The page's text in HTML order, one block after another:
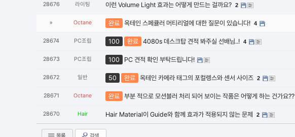
28676 라이팅 이런 Volume Light 효과는 어떻게 만드는 걸까요? 2
» Octane 완료 옥테인 스페큘러 머티리얼에 대한 질문이 있습니다! 4
28674 PC조립 100 완료 4080s 데스크탑 견적 봐주실 선배님..! 4
28673 PC조립 100 PC 견적 확인 부탁드립니다!
28672 일반 50 완료 옥테인 카메라 태그의 포컬렝스와 센서 사이즈 2
28671 Octane 완료 부분 적으로 모션블러 처리 되어 보이는 작품은 어떻게 하는 건가요??
28670 Hair Hair Material이 Guide와 함께 효과가 적용되지 않는 문제 2
목록 검색